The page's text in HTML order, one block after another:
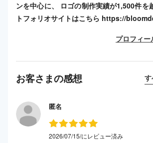
ンを中心に、 ロゴの制作実績が1,500件を
トフォリオサイトはこちら https://
プロフィー
お客さまの感想
匿名
2026/07/15/にレビュー済み